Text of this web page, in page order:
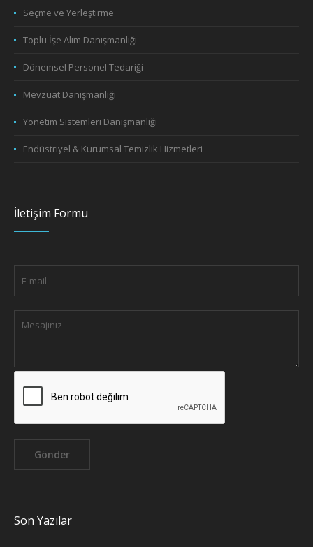
Seçme ve Yerleştirme
Toplu İşe Alım Danışmanlığı
Dönemsel Personel Tedariği
Mevzuat Danışmanlığı
Yönetim Sistemleri Danışmanlığı
Endüstriyel & Kurumsal Temizlik Hizmetleri
İletişim Formu
Son Yazılar